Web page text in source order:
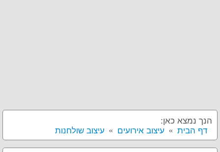
הנך נמצא כאן:
דף הבית
עיצוב אירועים עיצוב שולחנות